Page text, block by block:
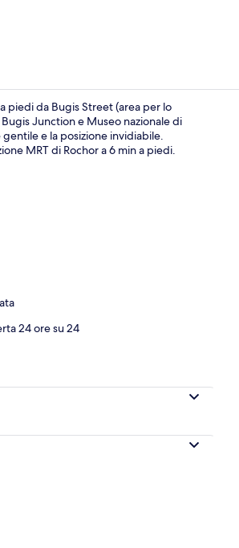
Camera
piedi da Bugis Street (area per lo
Junction e Museo nazionale di
e la posizione invidiabile.
MRT di Rochor a 6 min a piedi.
24 ore su 24